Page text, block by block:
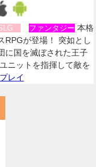
ファンタジー 本格
RPGが登場！ 突如とし
に国を滅ぼされた王子
ニットを指揮して敵を
レイ